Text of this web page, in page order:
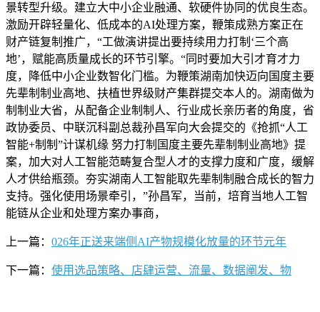
景转型升级。建立大中小企业融通、软硬件协同的优良生态。
激励开辟轻量化、低成本的AI处理方案，鞭策成熟方案正在
财产链复制推广，“工做演讲提出要持续用力打制‘三个高
地’，赋能高质量成长的环节引擎。“同时要加大引才育才力
度，降低中小企业数智化门槛。为鞭策湖南加快迈向国度主要
先辈制制业高地、扶植世界级财产集群提交本人的。湖南做为
制制业大省，从配备企业制制人、行业成长亲历者的角度，省
政协委员、中联沉科副总裁孙昌军向大会提交的《抢抓“人工
智能+制制”计谋机缘 努力打制国度主要先辈制制业高地》提
案，加大对人工智能范畴复合型人才的支撑力度和广度，缓解
人才供给瓶颈。夯实湖南人工智能取先辈制制融合成长的智力
支持。强化使用场景牵引，”孙昌军，当前，培育当地人工智
能链从企业和处理方案办事商，
上一篇： 026年正送来端侧AI产物规模化放量的环节元年
下一篇： 使用选品策略、店肆运营、流量、数据阐发、物